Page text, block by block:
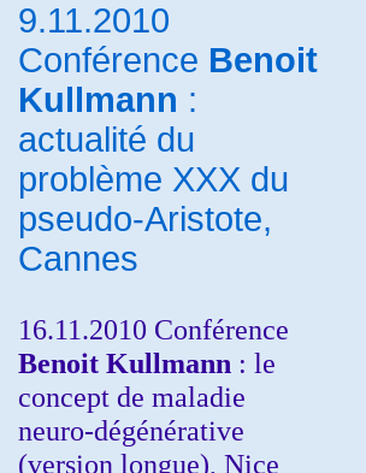
9.11.2010
Conférence Benoit
Kullmann :
actualité du
problème XXX du
pseudo-Aristote,
Cannes
16.11.2010 Conférence
Benoit Kullmann : le
concept de maladie
neuro-dégénérative
(version longue), Nice